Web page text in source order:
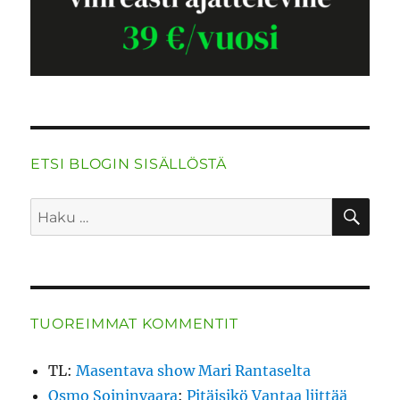
ETSI BLOGIN SISÄLLÖSTÄ
Etsi:
TUOREIMMAT KOMMENTIT
TL:Masentava show Mari Rantaselta
Osmo Soininvaara:Pitäisikö Vantaa liittää